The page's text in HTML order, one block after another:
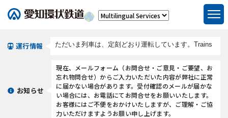
運行情報
お知らせ
現在、メールフォーム（お問合せ・ご意見・ご要望、お
忘れ物問合せ）からご入力いただいた内容が弊社に正常
に届かない場合があります。受付確認のメールが届かな
い場合には、お電話にてお問合せをお願いいたします。
お客様にはご不便をおかけいたしますが、ご理解・ご協
力いただけますようお願い申し上げます。